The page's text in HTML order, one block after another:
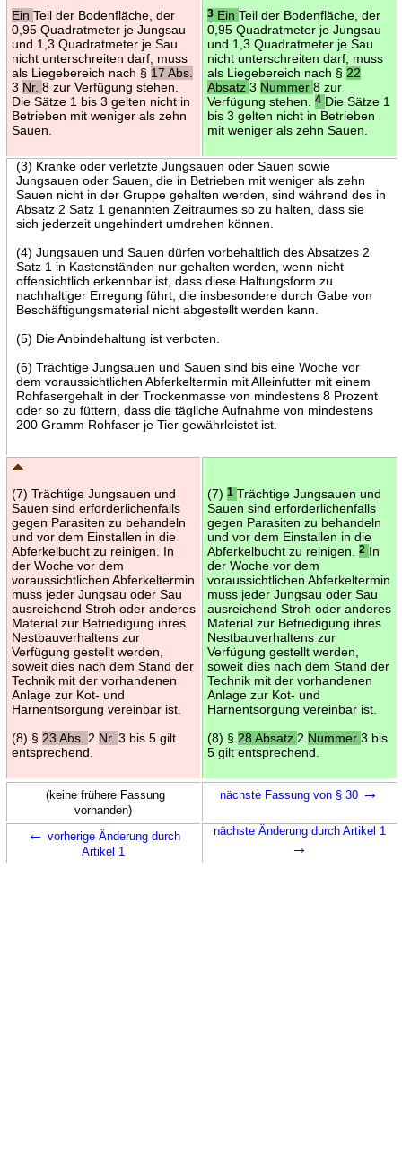
Ein Teil der Bodenfläche, der
0,95 Quadratmeter je Jungsau
und 1,3 Quadratmeter je Sau
nicht unterschreiten darf, muss
als Liegebereich nach § 17 Abs.
3 Nr. 8 zur Verfügung stehen.
Die Sätze 1 bis 3 gelten nicht in
Betrieben mit weniger als zehn
Sauen.
3Ein Teil der Bodenfläche, der
0,95 Quadratmeter je Jungsau
und 1,3 Quadratmeter je Sau
nicht unterschreiten darf, muss
als Liegebereich nach § 22
Absatz 3 Nummer 8 zur
Verfügung stehen.
4 Die Sätze 1
bis 3 gelten nicht in Betrieben
mit weniger als zehn Sauen.
(3) Kranke oder verletzte Jungsauen oder Sauen sowie
Jungsauen oder Sauen, die in Betrieben mit weniger als zehn
Sauen nicht in der Gruppe gehalten werden, sind während des in
Absatz 2 Satz 1 genannten Zeitraumes so zu halten, dass sie
sich jederzeit ungehindert umdrehen können.
(4) Jungsauen und Sauen dürfen vorbehaltlich des Absatzes 2
Satz 1 in Kastenständen nur gehalten werden, wenn nicht
offensichtlich erkennbar ist, dass diese Haltungsform zu
nachhaltiger Erregung führt, die insbesondere durch Gabe von
Beschäftigungsmaterial nicht abgestellt werden kann.
(5) Die Anbindehaltung ist verboten.
(6) Trächtige Jungsauen und Sauen sind bis eine Woche vor
dem voraussichtlichen Abferkeltermin mit Alleinfutter mit einem
Rohfasergehalt in der Trockenmasse von mindestens 8 Prozent
oder so zu füttern, dass die tägliche Aufnahme von mindestens
200 Gramm Rohfaser je Tier gewährleistet ist.
(7) Trächtige Jungsauen und
Sauen sind erforderlichenfalls
gegen Parasiten zu behandeln
und vor dem Einstallen in die
Abferkelbucht zu reinigen. In
der Woche vor dem
voraussichtlichen Abferkeltermin
muss jeder Jungsau oder Sau
ausreichend Stroh oder anderes
Material zur Befriedigung ihres
Nestbauverhaltens zur
Verfügung gestellt werden,
soweit dies nach dem Stand der
Technik mit der vorhandenen
Anlage zur Kot- und
Harnentsorgung vereinbar ist.
(8) § 23 Abs. 2 Nr. 3 bis 5 gilt
entsprechend.
(7) 1 Trächtige Jungsauen und
Sauen sind erforderlichenfalls
gegen Parasiten zu behandeln
und vor dem Einstallen in die
Abferkelbucht zu reinigen.
2 In
der Woche vor dem
voraussichtlichen Abferkeltermin
muss jeder Jungsau oder Sau
ausreichend Stroh oder anderes
Material zur Befriedigung ihres
Nestbauverhaltens zur
Verfügung gestellt werden,
soweit dies nach dem Stand der
Technik mit der vorhandenen
Anlage zur Kot- und
Harnentsorgung vereinbar ist.
(8) § 28 Absatz 2 Nummer 3 bis
5 gilt entsprechend.
(keine frühere Fassung
vorhanden)
nächste Fassung von § 30 →
← vorherige Änderung durch
Artikel 1
nächste Änderung durch Artikel 1
→